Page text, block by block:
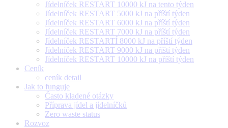
Jídelníček RESTART 10000 kJ na tento týden
Jídelníček RESTART 5000 kJ na příští týden
Jídelníček RESTART 6000 kJ na příští týden
Jídelníček RESTART 7000 kJ na příští týden
Jídelníček RESTARTÍ 8000 kJ na příští týden
Jídelníček RESTART 9000 kJ na příští týden
Jídelníček RESTART 10000 kJ na příští týden
Ceník
ceník detail
Jak to funguje
Často kladené otázky
Příprava jídel a jídelníčků
Zero waste status
Rozvoz